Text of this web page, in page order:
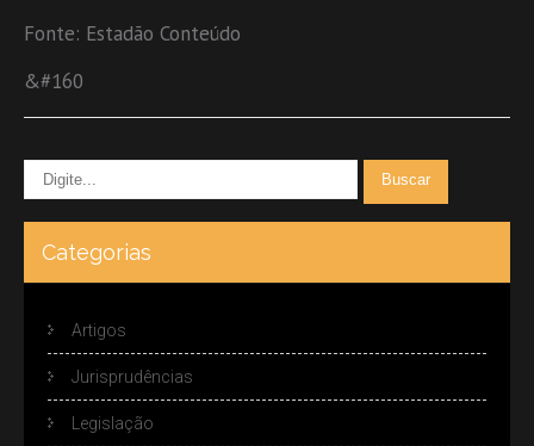
Fonte: Estadão Conteúdo
&#160
Categorias
Artigos
Jurisprudências
Legislação